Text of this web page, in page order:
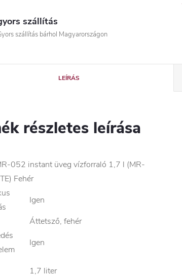
szállítás
szállítás bárhol Magyarországon
LEÍRÁS
részletes leírása
052 instant üveg vízforraló 1,7 l (MR-
Fehér
Igen
Áttetsző, fehér
Igen
1,7 liter